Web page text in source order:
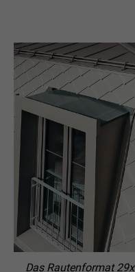
Das Rautenformat